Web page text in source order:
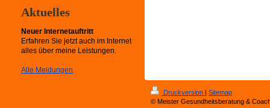
Aktuelles
Neuer Internetauftritt
Erfahren Sie jetzt auch im Internet
alles über meine Leistungen.
Alle Meldungen
Druckversion | Sitemap
© Meister Gesundheitsberatung &